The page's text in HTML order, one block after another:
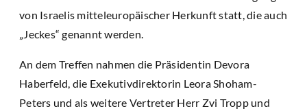
von Israelis mitteleuropäischer Herkunft statt, die auch
„Jeckes“ genannt werden.
An dem Treffen nahmen die Präsidentin Devora
Haberfeld, die Exekutivdirektorin Leora Shoham-
Peters und als weitere Vertreter Herr Zvi Tropp und